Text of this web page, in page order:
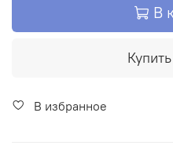
В
В избранное